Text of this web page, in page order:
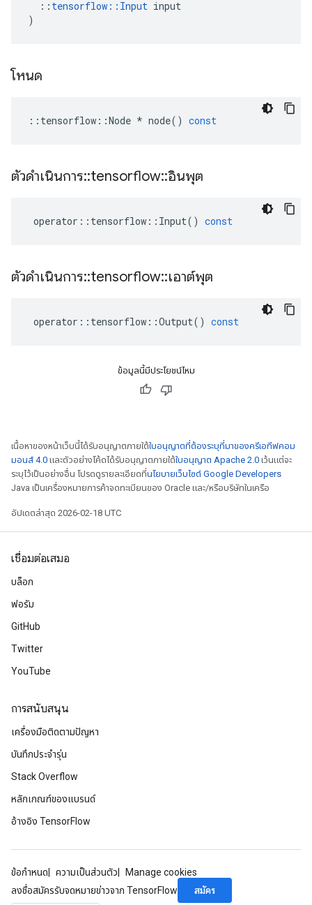
:: tensorflow :: Input input
)
โหนด
:: tensorflow ::Node * node() const
ตัวดำเนินการ::tensorflow::อินพุต
operator :: tensorflow :: Input() const
ตัวดำเนินการ::tensorflow::เอาต์พุต
operator :: tensorflow ::Output() const
ข้อมูลนี้มีประโยชน์ไหม
เนื้อหาของหน้าเว็บนี้ได้รับอนุญาตภายใต้ใบอนุญาตที่ต้องระบุที่มาของครีเอทีฟคอม
มอนส์ 4.0 และตัวอย่างโค้ดได้รับอนุญาตภายใต้ใบอนุญาต Apache 2.0 เว้นแต่จะ
ระบุไว้เป็นอย่างอื่น โปรดดูรายละเอียดที่นโยบายเว็บไซต์ Google Developers
Java เป็นเครื่องหมายการค้าจดทะเบียนของ Oracle และ/หรือบริษัทในเครือ
อัปเดตล่าสุด 2026-02-18 UTC
เชื่อมต่อเสมอ
บล็อก
ฟอรัม
GitHub
Twitter
YouTube
การสนับสนุน
เครื่องมือติดตามปัญหา
บันทึกประจำรุ่น
Stack Overflow
หลักเกณฑ์ของแบรนด์
อ้างอิง TensorFlow
ข้อกำหนด ความเป็นส่วนตัว
Manage cookies
ลงชื่อสมัครรับจดหมายข่าวจาก TensorFlow
สมัคร